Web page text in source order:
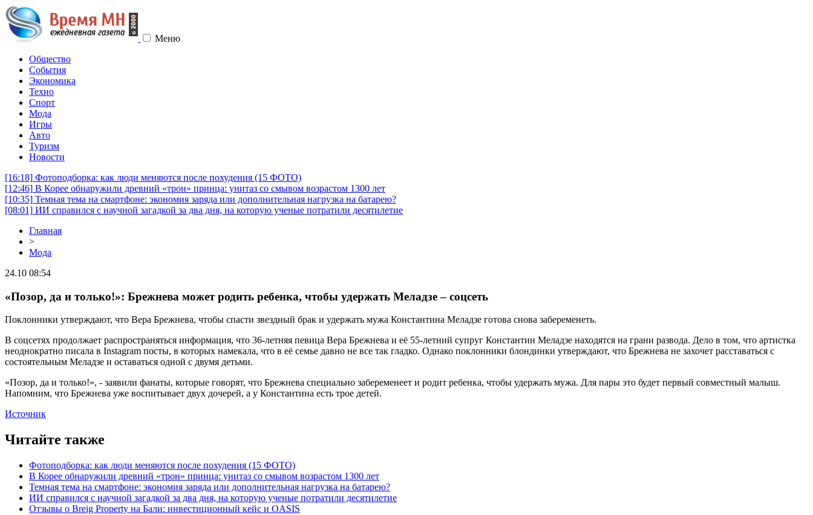
Меню
Общество
События
Экономика
Техно
Спорт
Мода
Игры
Авто
Туризм
Новости
[16:18] Фотоподборка: как люди меняются после похудения (15 ФОТО)
[12:46] В Корее обнаружили древний «трон» принца: унитаз со смывом возрастом 1300 лет
[10:35] Темная тема на смартфоне: экономия заряда или дополнительная нагрузка на батарею?
[08:01] ИИ справился с научной загадкой за два дня, на которую ученые потратили десятилетие
Главная
>
Мода
24.10 08:54
«Позор, да и только!»: Брежнева может родить ребенка, чтобы удержать Меладзе – соцсеть
Поклонники утверждают, что Вера Брежнева, чтобы спасти звездный брак и удержать мужа Константина Меладзе готова снова забеременеть.
В соцсетях продолжает распространяться информация, что 36-летняя певица Вера Брежнева и её 55-летний супруг Константин Меладзе находятся на грани развода. Дело в том, что артистка
неоднократно писала в Instagram посты, в которых намекала, что в её семье давно не все так гладко. Однако поклонники блондинки утверждают, что Брежнева не захочет расставаться с
состоятельным Меладзе и оставаться одной с двумя детьми.
«Позор, да и только!», - заявили фанаты, которые говорят, что Брежнева специально забеременеет и родит ребенка, чтобы удержать мужа. Для пары это будет первый совместный малыш.
Напомним, что Брежнева уже воспитывает двух дочерей, а у Константина есть трое детей.
Источник
Читайте также
Фотоподборка: как люди меняются после похудения (15 ФОТО)
В Корее обнаружили древний «трон» принца: унитаз со смывом возрастом 1300 лет
Темная тема на смартфоне: экономия заряда или дополнительная нагрузка на батарею?
ИИ справился с научной загадкой за два дня, на которую ученые потратили десятилетие
Отзывы о Breig Property на Бали: инвестиционный кейс и OASIS